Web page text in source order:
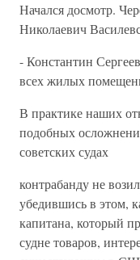
Начался досмотр.
Николаевич
- Константин
всех жилых
В практике наших
подобных
советских судах
контрабанду не
убедившись в этом,
капитана, который
судне товаров,